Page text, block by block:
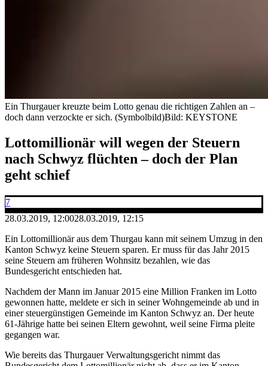
Ein Thurgauer kreuzte beim Lotto genau die richtigen Zahlen an –
doch dann verzockte er sich. (Symbolbild)Bild: KEYSTONE
Lottomillionär will wegen der Steuern
nach Schwyz flüchten – doch der Plan
geht schief
7
28.03.2019, 12:0028.03.2019, 12:15
Ein Lottomillionär aus dem Thurgau kann mit seinem Umzug in den
Kanton Schwyz keine Steuern sparen. Er muss für das Jahr 2015
seine Steuern am früheren Wohnsitz bezahlen, wie das
Bundesgericht entschieden hat.
Nachdem der Mann im Januar 2015 eine Million Franken im Lotto
gewonnen hatte, meldete er sich in seiner Wohngemeinde ab und in
einer steuergünstigen Gemeinde im Kanton Schwyz an. Der heute
61-Jährige hatte bei seinen Eltern gewohnt, weil seine Firma pleite
gegangen war.
Wie bereits das Thurgauer Verwaltungsgericht nimmt das